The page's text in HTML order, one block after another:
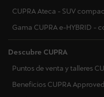
Países Bajos
Polonia
CUPRA Ateca - SUV
Gama CUPRA e-HYBRID -
Descubre CUPRA
Puntos de venta y talleres
Beneficios CUPRA Approved